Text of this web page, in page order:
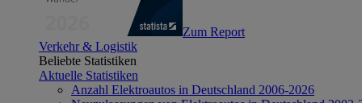
Zum Report
Verkehr & Logistik
Beliebte Statistiken
Aktuelle Statistiken
Anzahl Elektroautos in Deutschland 2006-2026